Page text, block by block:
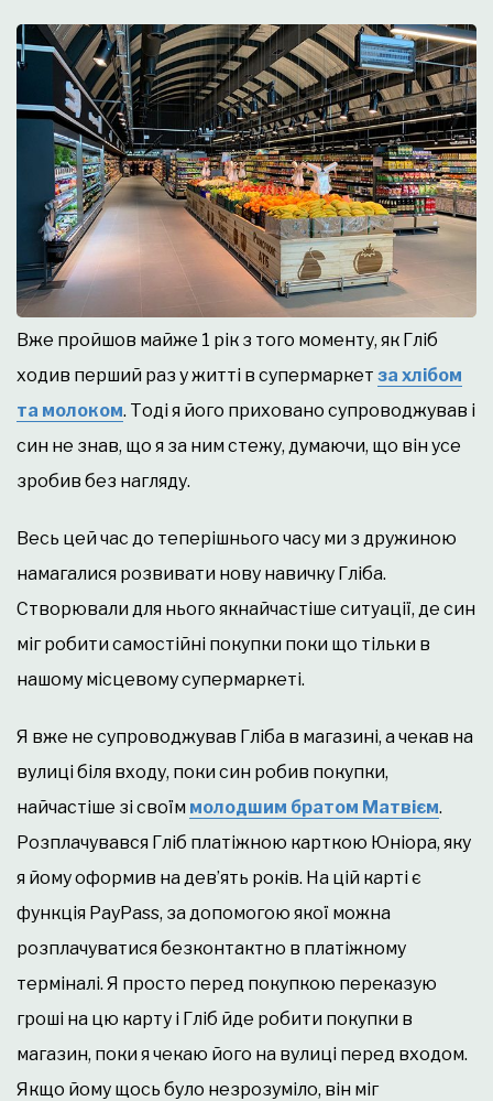
Вже пройшов майже 1 рік з того моменту, як Гліб
ходив перший раз у житті в супермаркет за хлібом
та молоком. Тоді я його приховано супроводжував і
син не знав, що я за ним стежу, думаючи, що він усе
зробив без нагляду.
Весь цей час до теперішнього часу ми з дружиною
намагалися розвивати нову навичку Гліба.
Створювали для нього якнайчастіше ситуації, де син
міг робити самостійні покупки поки що тільки в
нашому місцевому супермаркеті.
Я вже не супроводжував Гліба в магазині, а чекав на
вулиці біля входу, поки син робив покупки,
найчастіше зі своїм молодшим братом Матвієм.
Розплачувався Гліб платіжною карткою Юніора, яку
я йому оформив на дев’ять років. На цій карті є
функція PayPass, за допомогою якої можна
розплачуватися безконтактно в платіжному
терміналі. Я просто перед покупкою переказую
гроші на цю карту і Гліб йде робити покупки в
магазин, поки я чекаю його на вулиці перед входом.
Якщо йому щось було незрозуміло, він міг